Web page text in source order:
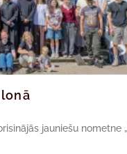
jauniešu